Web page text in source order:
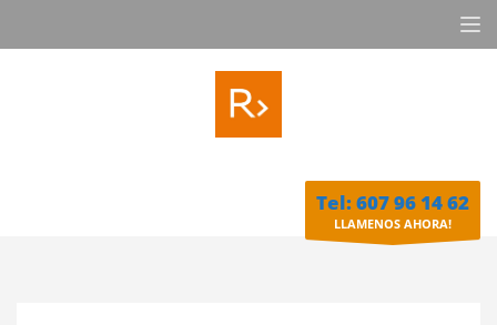
Tel: 607 96 14 62
LLAMENOS AHORA!